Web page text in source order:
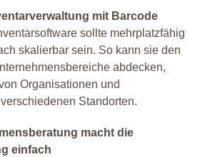
mit Barcode
sollte mehrplatzfähig
skalierbar sein. So kann sie den
abdecken,
Organisationen und
Standorten.
macht die
einfach